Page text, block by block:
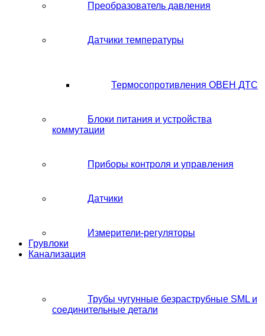
Преобразователь давления
Датчики температуры
Термосопротивления ОВЕН ДТС
Блоки питания и устройства
коммутации
Приборы контроля и управления
Датчики
Измерители-регуляторы
Грувлоки
Канализация
Трубы чугунные безраструбные SML и
соединительные детали